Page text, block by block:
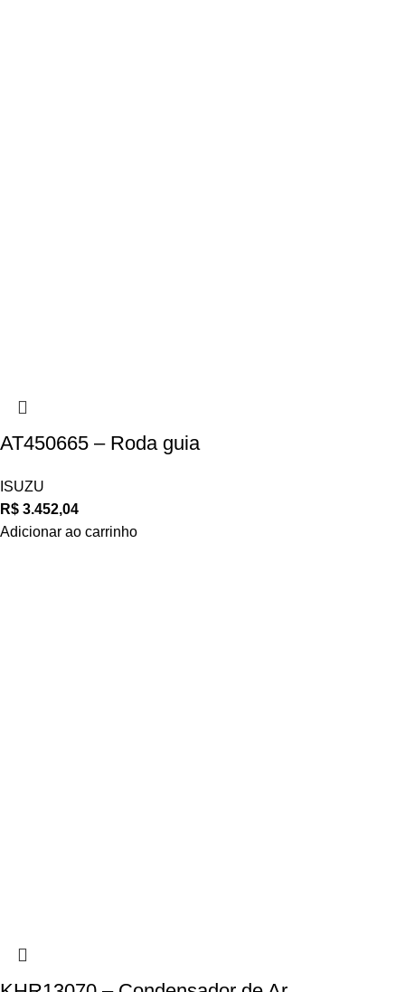
AT450665 – Roda guia
ISUZU
R$ 3.452,04
Adicionar ao carrinho